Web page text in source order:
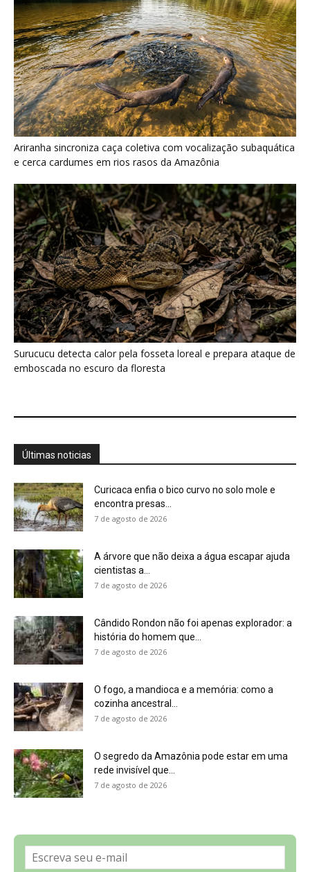
Surucucu detecta calor pela fosseta loreal e prepara ataque de
emboscada no escuro da floresta
Últimas noticias
Curicaca enfia o bico curvo no solo mole e
encontra presas...
7 de agosto de 2026
A árvore que não deixa a água escapar ajuda
cientistas a...
7 de agosto de 2026
O fogo, a mandioca e a memória: como a
7 de agosto de 2026
7 de agosto de 2026
Política de Privacidade, LGPD e RGPD
Últimas Notícias
🌎 Español